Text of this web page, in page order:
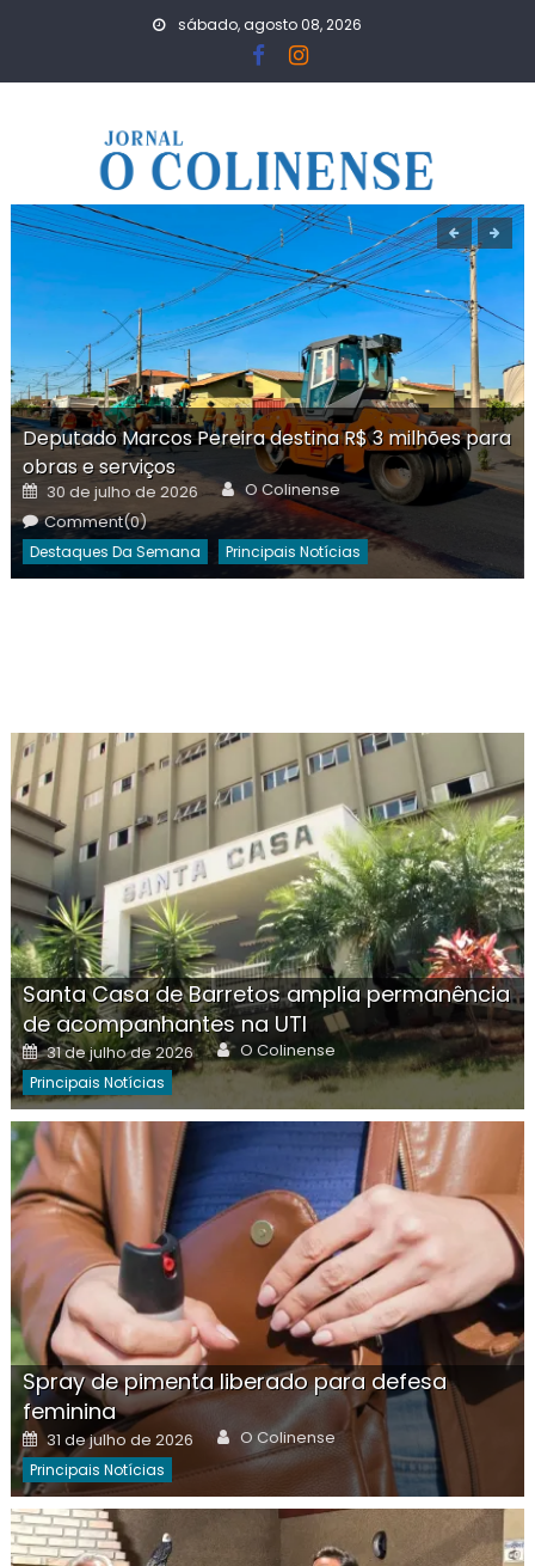
sábado, agosto 08, 2026
Deputado Marcos Pereira destina R$ 3 milhões para
obras e serviços
Posted
on
30 de julho de 2026 Author
O Colinense
Comment(0)
Destaques Da Semana Principais Notícias
Santa Casa de Barretos amplia permanência
de acompanhantes na UTI
Posted
on
31 de julho de 2026 Author
O Colinense
Principais Notícias
Spray de pimenta liberado para defesa
feminina
Posted
on
31 de julho de 2026 Author
O Colinense
Principais Notícias